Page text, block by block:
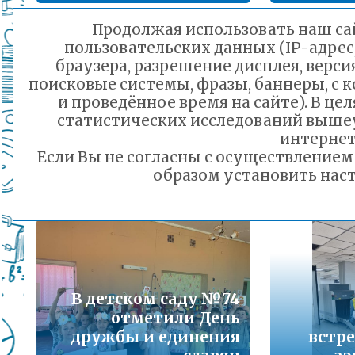
Порядок предоставления льготного
малоимущих семей
Подробнее...
Горячая линия по вопросам школьного
30-21
дошкольного образования и тел 32-41-13
Медалисты города
Читы: 287
выпускников
серебряные награды
27.06.2025 18:48
В детском саду №74
отметили День
дружбы и единения
Продолжая использовать наш
пользовательских данных (IP-
браузера, разрешение дисплея,
поисковые системы, фразы, баннеры, с
и проведённое время на сайте). В
статистических исследований
Если Вы не согласны с
образом установить